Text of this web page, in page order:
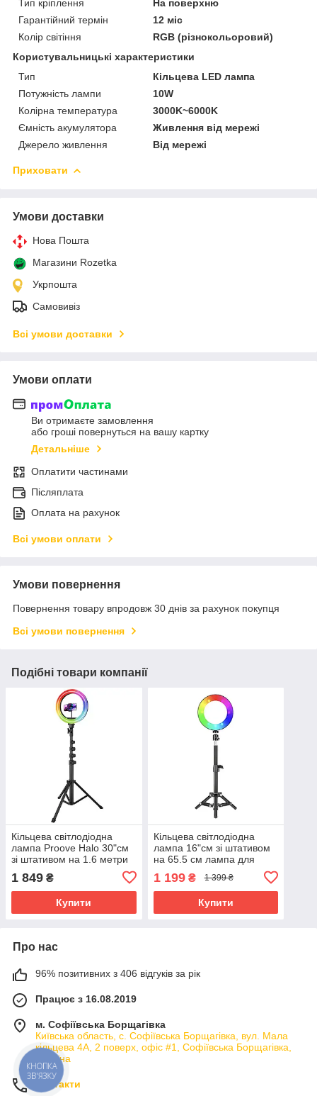
Тип кріплення
На поверхню
Гарантійний термін
12 міс
Колір світіння
RGB (різнокольоровий)
Користувальницькі характеристики
Тип
Кільцева LED лампа
Потужність лампи
10W
Колірна температура
3000K~6000K
Ємність акумулятора
Живлення від мережі
Джерело живлення
Від мережі
Приховати
Умови доставки
Нова Пошта
Магазини Rozetka
Укрпошта
Самовивіз
Всі умови доставки
Умови оплати
Ви отримаєте замовлення
або гроші повернуться на вашу картку
Детальніше
Оплатити частинами
Післяплата
Оплата на рахунок
Всі умови оплати
Умови повернення
Повернення товару впродовж 30 днів за рахунок покупця
Всі умови повернення
Подібні товари компанії
Кільцева світлодіодна
лампа Proove Halo 30"см
зі штативом на 1.6 метри
лампа для селфі тік-току
стріму
1 849 ₴
Купити
Кільцева світлодіодна
лампа 16"см зі штативом
на 65.5 см лампа для
селфі тік-току стріму 2800-
5800K
1 199₴ 1 399 ₴
Купити
Про нас
96% позитивних з 406 відгуків за рік
Працює з 16.08.2019
м. Софіївська Борщагівка
Київська область, с. Софіївська Борщагівка, вул. Мала
кільцева 4А, 2 поверх, офіс #1, Софіївська Борщагівка,
Україна
Контакти
КНОПКА
ЗВ'ЯЗКУ